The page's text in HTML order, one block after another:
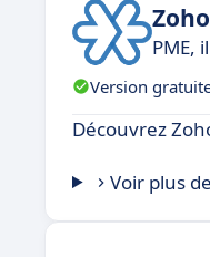
PME,
Version
Découvrez
Voir plus